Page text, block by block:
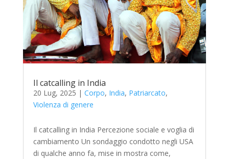
Il catcalling in India
20 Lug, 2025 | Corpo, India, Patriarcato,
Violenza di genere
Il catcalling in India Percezione sociale e voglia di
cambiamento Un sondaggio condotto negli USA
di qualche anno fa, mise in mostra come,